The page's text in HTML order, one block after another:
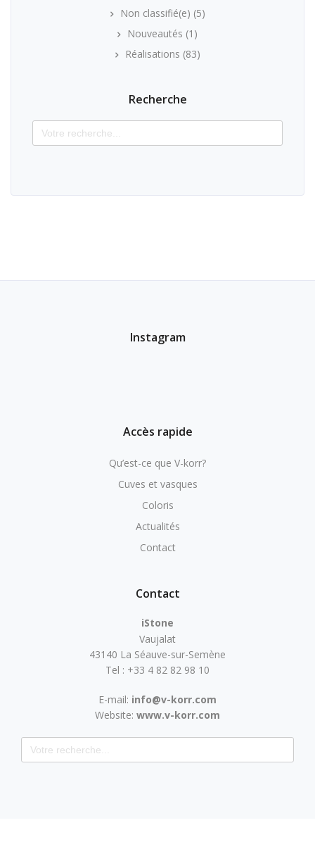
Non classifié(e) (5)
Nouveautés (1)
Réalisations (83)
Recherche
Search
for:
Instagram
Accès rapide
Qu’est-ce que V-korr?
Cuves et vasques
Coloris
Actualités
Contact
Contact
iStone
Vaujalat
43140 La Séauve-sur-Semène
Tel : +33 4 82 82 98 10
E-mail: info@v-korr.com
Website: www.v-korr.com